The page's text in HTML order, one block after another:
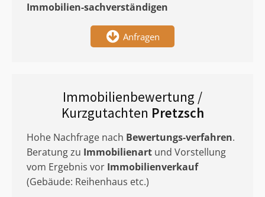
Immobilien-sachverständigen
Anfragen
Immobilienbewertung /
Kurzgutachten Pretzsch
Hohe Nachfrage nach Bewertungs-verfahren.
Beratung zu Immobilienart und Vorstellung
vom Ergebnis vor Immobilienverkauf
(Gebäude: Reihenhaus etc.)